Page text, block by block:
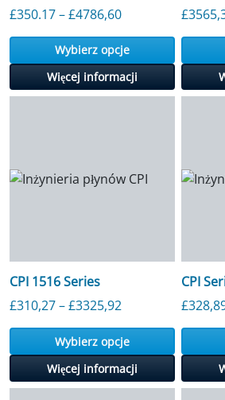
£350.17–£4786,60Przedział
Wybierz opcje
Więcej informacji
£
CPI 1516 Series
£310,27–£3325,92 Przedział
Wybierz opcje
Więcej informacji
CPI
£